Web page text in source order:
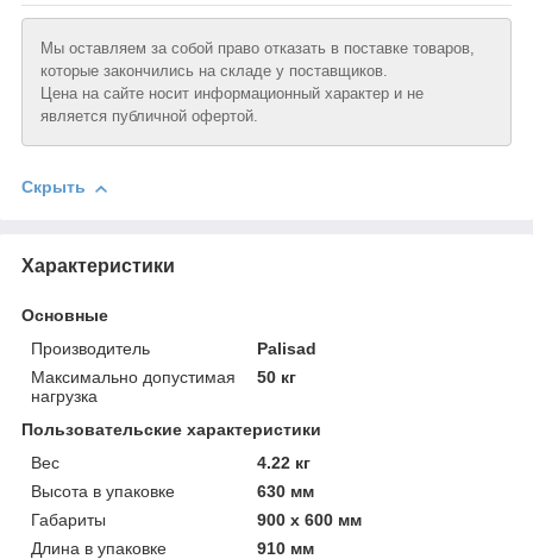
Мы оставляем за собой право отказать в поставке товаров,
которые закончились на складе у поставщиков.
Цена на сайте носит информационный характер и не
является публичной офертой.
Скрыть
Характеристики
Основные
Производитель
Palisad
Максимально допустимая
нагрузка
50 кг
Пользовательские характеристики
Вeс
4.22 кг
Высотa в упаковке
630 мм
Габариты
900 x 600 мм
Длинa в упаковке
910 мм